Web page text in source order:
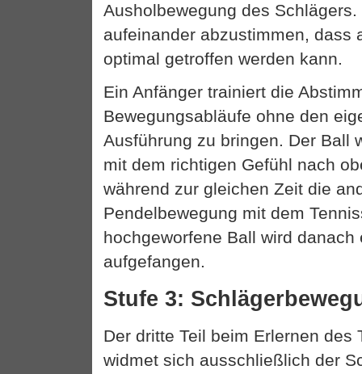
Ausholbewegung des
aufeinander abzustimmen, dass
optimal getroffen werden kann.
Ein Anfänger trainiert die
Bewegungsabläufe ohne den
Ausführung zu bringen. Der Ball
mit dem richtigen Gefühl nach
während zur gleichen Zeit die
Pendelbewegung mit dem
hochgeworfene Ball wird danach
aufgefangen.
Stufe 3:
Der dritte Teil beim Erlernen des
widmet sich ausschließlich der